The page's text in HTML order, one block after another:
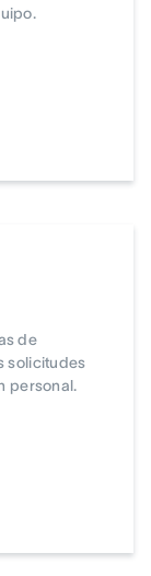
de
solicitudes
personal.